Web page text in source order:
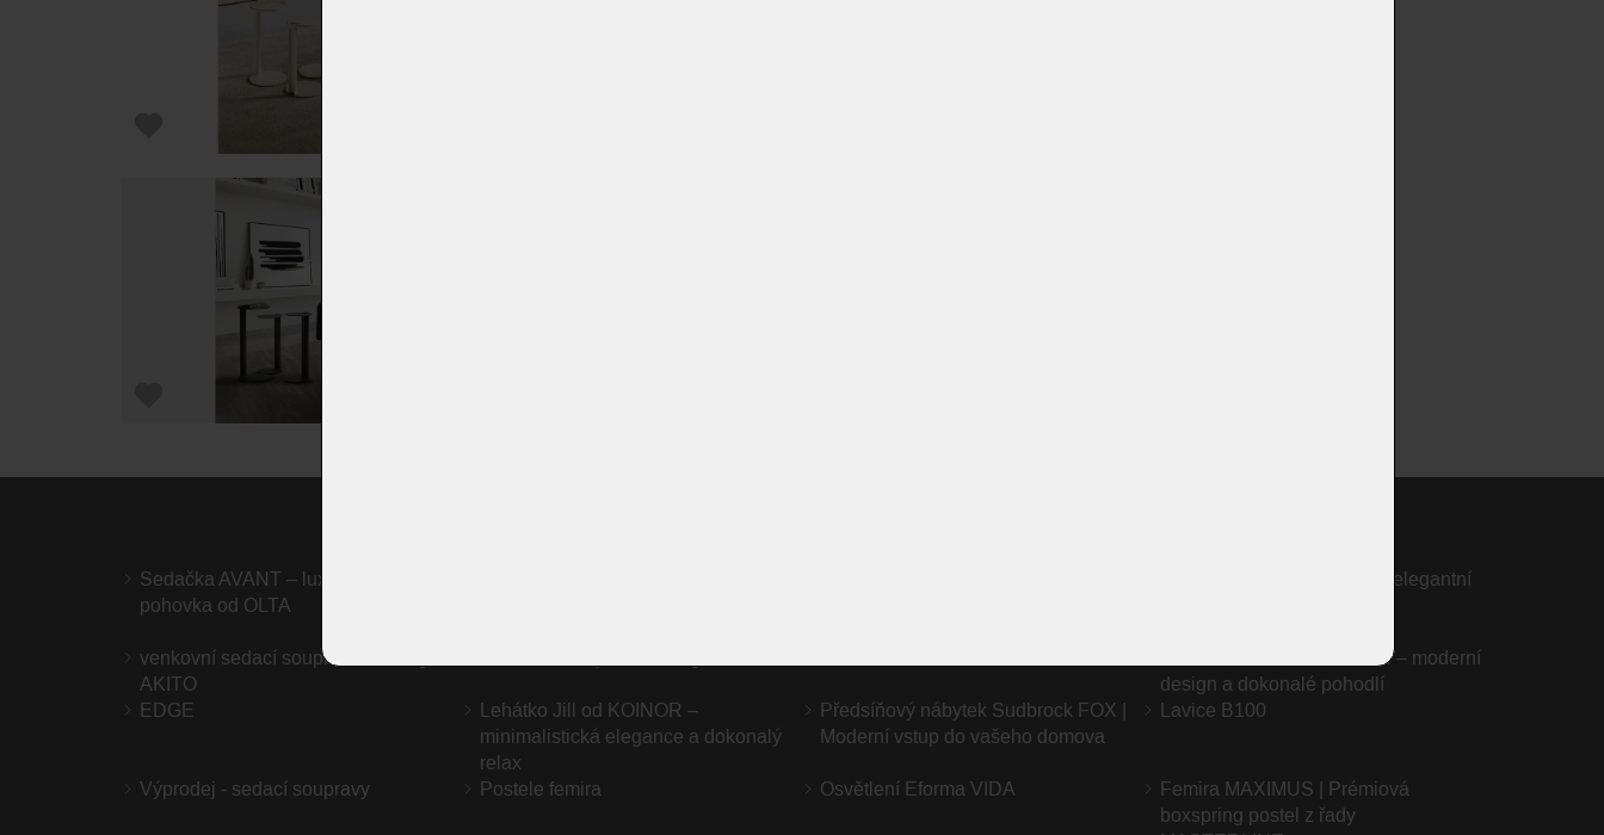
Sedačka AVANT – luxusní modulární
pohovka od OLTA
Sedací soupravy ANAGA – elegantní
venkovní sedací souprava bullfrog
AKITO
Křeslo JADON od KOINOR – moderní
design a dokonalé pohodlí
EDGE
Lehátko Jill od KOINOR –
minimalistická elegance a dokonalý
relax
Předsíňový nábytek Sudbrock FOX |
Moderní vstup do vašeho domova
Lavice B100
Výprodej - sedací soupravy Postele femira Osvětlení Eforma VIDA
Femira MAXIMUS | Prémiová
boxspring postel z řady